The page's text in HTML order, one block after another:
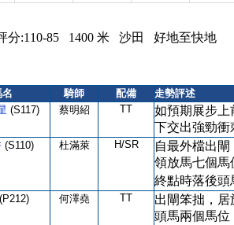
分:110-85 1400 米 沙田 好地至快地
名 騎師 配備
走勢評述
(S117) 蔡明紹 TT
如預期展步上
下交出強勁衝
(S110) 杜滿萊 H/SR
自最外檔出
領放馬七個馬
終點時落後
(P212) 何澤堯 TT
出閘笨拙，
頭馬兩個馬位